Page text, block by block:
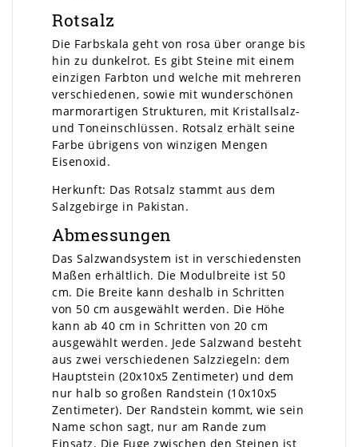
Rotsalz
Die Farbskala geht von rosa über orange bis
hin zu dunkelrot. Es gibt Steine mit einem
einzigen Farbton und welche mit mehreren
verschiedenen, sowie mit wunderschönen
marmorartigen Strukturen, mit Kristallsalz-
und Toneinschlüssen. Rotsalz erhält seine
Farbe übrigens von winzigen Mengen
Eisenoxid.
Herkunft: Das Rotsalz stammt aus dem
Salzgebirge in Pakistan.
Abmessungen
Das Salzwandsystem ist in verschiedensten
Maßen erhältlich. Die Modulbreite ist 50
cm. Die Breite kann deshalb in Schritten
von 50 cm ausgewählt werden. Die Höhe
kann ab 40 cm in Schritten von 20 cm
ausgewählt werden. Jede Salzwand besteht
aus zwei verschiedenen Salzziegeln: dem
Hauptstein (20x10x5 Zentimeter) und dem
nur halb so großen Randstein (10x10x5
Zentimeter). Der Randstein kommt, wie sein
Name schon sagt, nur am Rande zum
Einsatz. Die Fuge zwischen den Steinen ist